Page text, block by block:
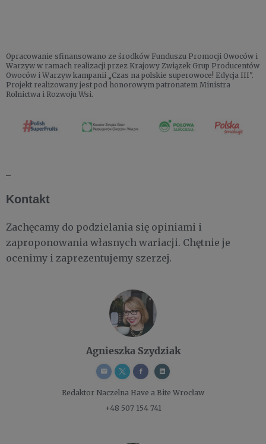
Opracowanie sfinansowano ze środków Funduszu Promocji Owoców i
Warzyw w ramach realizacji przez Krajowy Związek Grup Producentów
Owoców i Warzyw kampanii „Czas na polskie superowoce! Edycja III".
Projekt realizowany jest pod honorowym patronatem Ministra
Rolnictwa i Rozwoju Wsi.
Kontakt
Zachęcamy do podzielania się opiniami i
zaproponowania własnych wariacji. Chętnie je
ocenimy i zaprezentujemy szerzej.
Agnieszka Szydziak
Redaktor Naczelna Have a Bite Wrocław
+48 507 154 741